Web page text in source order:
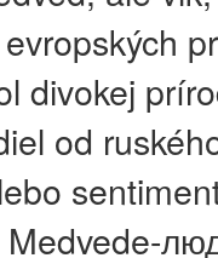
divokej
od